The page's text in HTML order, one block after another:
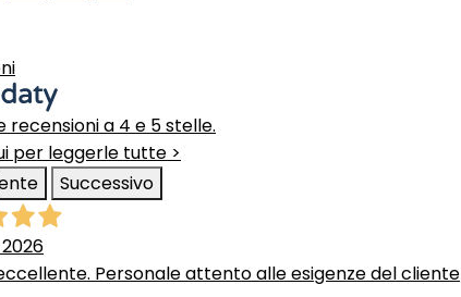
recensioni a 4 e 5 stelle.
per leggerle tutte >
Successivo
Personale attento alle esigenze del cliente